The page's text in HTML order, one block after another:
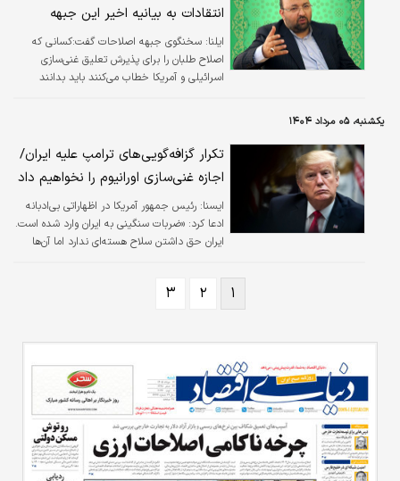
انتقادات به بیانیه اخیر این جبهه
ایلنا: سخنگوی جبهه اصلاحات گفت:کسانی که
اصلاح طلبان را برای پذیرش تعلیق غنی‌سازی
اسرائیلی و آمریکا خطاب می‌کنند باید بدانند
یکشنبه، ۰۵ مرداد ۱۴۰۴
تکرار گزافه‌گویی‌های ترامپ علیه ایران/
اجازه غنی‌سازی اورانیوم را نخواهیم داد
ايسنا: رئیس جمهور آمریکا در اظهاراتی بی‌ادبانه
ادعا کرد: «ضربات سنگینی به ایران وارد شده است.
ایران حق داشتن سلاح هسته‌ای ندارد اما آن‌ها
هستند. این احمقانه است، به آن‌ها حق چنین
چیزی را نخواهیم داد.»
۱ ۲ ۳